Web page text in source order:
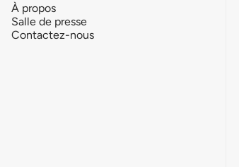
À propos
Salle de presse
Contactez-nous